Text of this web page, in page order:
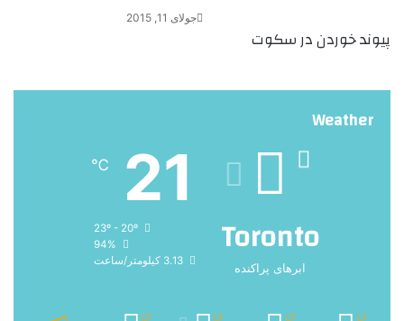
جولای 11, 2015
پیوند خوردن در سکوت
Weather
Toronto
ابرهای پراکنده
21
℃
94%
3.13 کیلومتر/ساعت